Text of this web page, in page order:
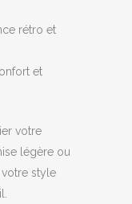
rétro et
et
votre
légère ou
style